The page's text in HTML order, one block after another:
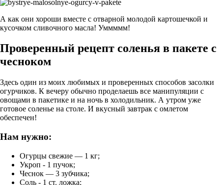
А как они хороши вместе с отварной молодой картошечкой и
кусочком сливочного масла! Уммммм!
Проверенный рецепт соленья в пакете с
чесноком
Здесь один из моих любимых и проверенных способов засолки
огурчиков. К вечеру обычно проделаешь все манипуляции с
овощами в пакетике и на ночь в холодильник. А утром уже
готовое соленье на столе. И вкусный завтрак с омлетом
обеспечен!
Нам нужно:
Огурцы свежие — 1 кг;
Укроп - 1 пучок;
Чеснок — 3 зубчика;
Соль - 1 ст. ложка;